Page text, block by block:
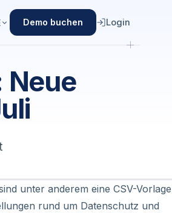
Demo buchen Login
Neue
unter anderem eine CSV-Vorlage
rund um Datenschutz und